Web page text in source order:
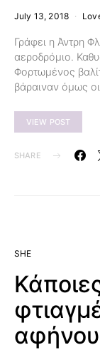
July 13, 2018
Γράφει η Άντρη
αεροδρόμιο.
Φορτωμένος
βάραιναν όμως
VIEW POST
SHARE
SHE